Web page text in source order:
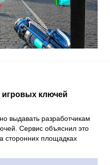
игровых ключей
выдавать разработчикам
Сервис объяснил это
сторонних площадках